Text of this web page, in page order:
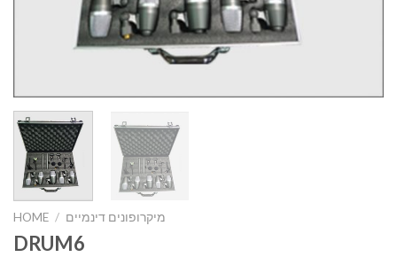
HOME / מיקרופונים דינמיים
DRUM6